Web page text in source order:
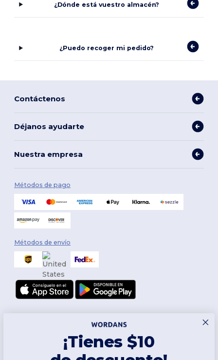
¿Dónde está vuestro almacén?
¿Puedo recoger mi pedido?
Contáctenos
Déjanos ayudarte
Nuestra empresa
Métodos de pago
Métodos de envío
¡Tienes $10